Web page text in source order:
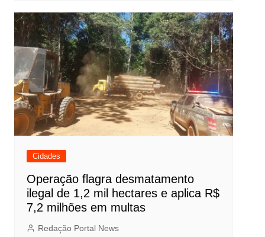
Cidades
Operação flagra desmatamento
ilegal de 1,2 mil hectares e aplica R$
7,2 milhões em multas
Redação Portal News